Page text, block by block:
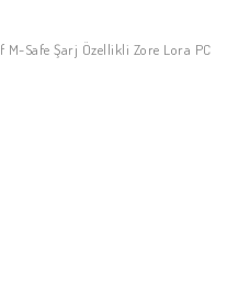
SEPETE EKLE
M-Safe Şarj Özellikli Zore Lora PC